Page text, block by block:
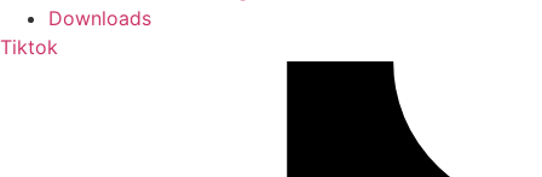
Downloads
Tiktok